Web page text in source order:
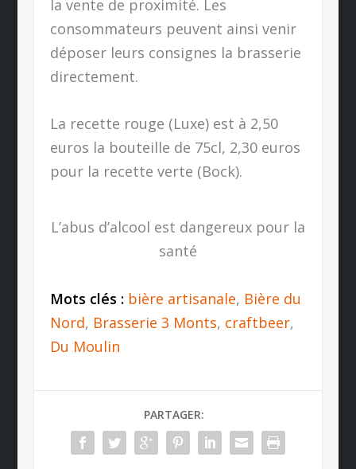
la vente de proximité. Les
consommateurs peuvent ainsi venir
déposer leurs consignes la brasserie
directement.
La recette rouge (Luxe) est à 2,50
euros la bouteille de 75cl, 2,30 euros
pour la recette verte (Bock).
L’abus d’alcool est dangereux pour la
santé
Mots clés : bière artisanale, Bière du
Nord, Brasserie 3 Monts, craftbeer,
Du Moulin
PARTAGER: